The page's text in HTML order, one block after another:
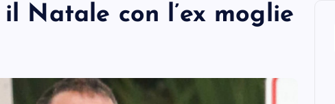
Natale con l’ex moglie